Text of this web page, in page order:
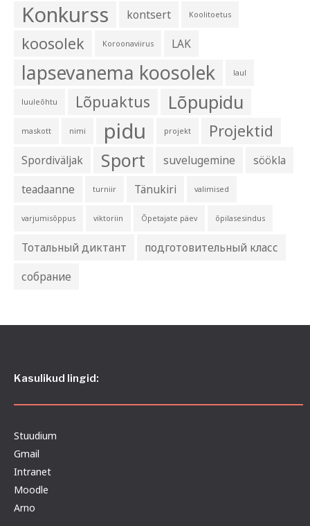
Konkurss kontsert Koolitoetus
koosolek Koroonaviirus LAK
lapsevanema koosolek laul
luuleõhtu Lõpuaktus Lõpupidu
maskott nimi pidu projekt Projektid
Spordiväljak Sport suvelugemine
söökla
teadaanne
turniir Tänukiri valimised
varjumisõppus viktoriin Õpetajate päev õpilasesindus
Тотальный диктант
подготовительный класс
собрание
Kasulikud lingid:
Stuudium
Gmail
Intranet
Moodle
Arno